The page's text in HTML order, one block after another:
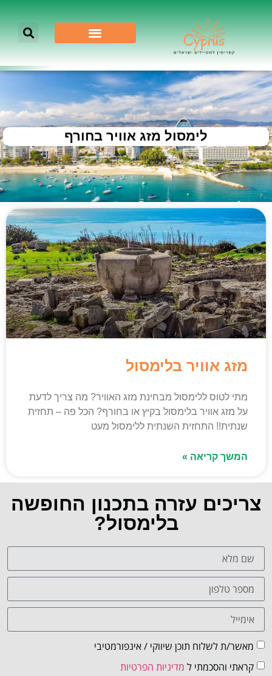
לימסול מזג אוויר בחורף
מזג אוויר בלימסול
מתי לטוס ללימסול מבחינת מזג האוויר? מה צריך לדעת
על מזג אוויר בלימסול בקיץ או בחורף? הכל פה – תחזית
שנתית!! התחזית השנתית ללימסול מעט
המשך קריאה »
צריכים עזרה בתכנון החופשה
בלימסול?
מאשר/ת לשלוח תוכן שיווקי / אינפורמטיבי
קראתי והסכמתי ל מדיניות הפרטיות